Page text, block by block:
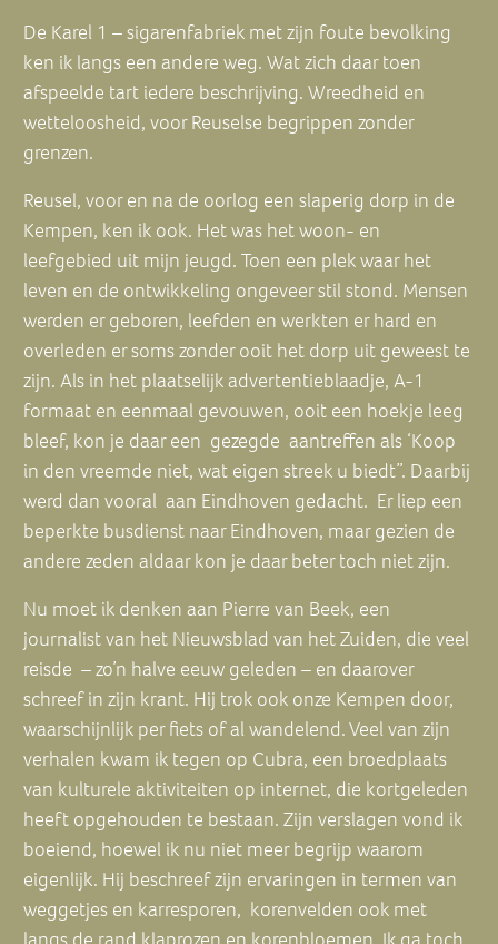
De Karel 1 – sigarenfabriek met zijn foute bevolking
ken ik langs een andere weg. Wat zich daar toen
afspeelde tart iedere beschrijving. Wreedheid en
wetteloosheid, voor Reuselse begrippen zonder
grenzen.
Reusel, voor en na de oorlog een slaperig dorp in de
Kempen, ken ik ook. Het was het woon- en
leefgebied uit mijn jeugd. Toen een plek waar het
leven en de ontwikkeling ongeveer stil stond. Mensen
werden er geboren, leefden en werkten er hard en
overleden er soms zonder ooit het dorp uit geweest te
zijn. Als in het plaatselijk advertentieblaadje, A-1
formaat en eenmaal gevouwen, ooit een hoekje leeg
bleef, kon je daar een gezegde aantreffen als ‘Koop
in den vreemde niet, wat eigen streek u biedt”. Daarbij
werd dan vooral aan Eindhoven gedacht. Er liep een
beperkte busdienst naar Eindhoven, maar gezien de
andere zeden aldaar kon je daar beter toch niet zijn.
Nu moet ik denken aan Pierre van Beek, een
journalist van het Nieuwsblad van het Zuiden, die veel
reisde – zo’n halve eeuw geleden – en daarover
schreef in zijn krant. Hij trok ook onze Kempen door,
waarschijnlijk per fiets of al wandelend. Veel van zijn
verhalen kwam ik tegen op Cubra, een broedplaats
van kulturele aktiviteiten op internet, die kortgeleden
heeft opgehouden te bestaan. Zijn verslagen vond ik
boeiend, hoewel ik nu niet meer begrijp waarom
eigenlijk. Hij beschreef zijn ervaringen in termen van
weggetjes en karresporen, korenvelden ook met